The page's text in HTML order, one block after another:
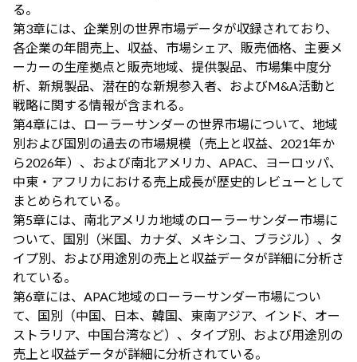
る。
第3章には、企業別の世界市場データが収録されており、
各企業の年間売上、収益、市場シェア、販売価格、主要メ
ーカーの生産拠点と販売地域、提供製品、市場集中度分
析、新規製品、潜在的な新規参入者、およびM&A活動と
戦略に関する情報が含まれる。
第4章には、ローラーサンダーの世界市場について、地域
別および国別の過去の市場規模（売上と収益、2021年か
ら2026年）、および南北アメリカ、APAC、ヨーロッパ、
中東・アフリカにおける売上成長が歴史的レビューとして
まとめられている。
第5章には、南北アメリカ地域のローラーサンダー市場に
ついて、国別（米国、カナダ、メキシコ、ブラジル）、タ
イプ別、および用途別の売上と収益データが詳細に分析さ
れている。
第6章には、APAC地域のローラーサンダー市場につい
て、国別（中国、日本、韓国、東南アジア、インド、オー
ストラリア、中国台湾など）、タイプ別、および用途別の
売上と収益データが詳細に分析されている。